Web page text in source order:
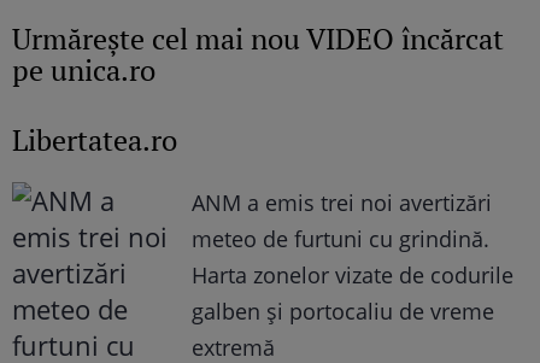
Urmăreşte cel mai nou VIDEO încărcat
pe unica.ro
Libertatea.ro
ANM a emis trei noi avertizări
meteo de furtuni cu grindină.
Harta zonelor vizate de codurile
galben și portocaliu de vreme
extremă